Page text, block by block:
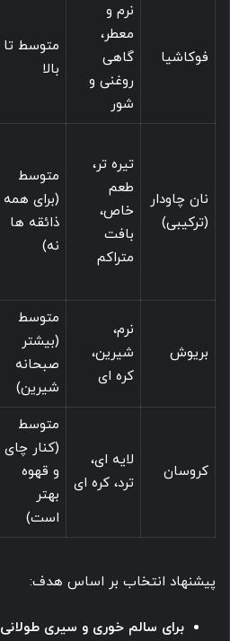
فوکاشیا
نرم و
معطر،
گاهی
روغنی و
شور
متوسط تا
بالا
نان چاودار
(ترکیبی)
تیره تر،
طعم
خاص،
بافت
متراکم
متوسط
(برای همه
ذائقه ها
نه)
بریوش
نرم،
شیرین،
کره ای
متوسط
(بیشتر
صبحانه
شیرین)
کروسان
لایه ای،
ترد، کره ای
متوسط
(کنار چای
و قهوه
بهتر
است)
پیشنهاد انتخاب بر اساس هدف:
برای سالم خوری و سیری طولانی